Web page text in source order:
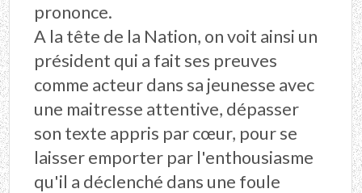
prononce.
A la tête de la Nation, on voit ainsi un
président qui a fait ses preuves
comme acteur dans sa jeunesse avec
une maitresse attentive, dépasser
son texte appris par cœur, pour se
laisser emporter par l'enthousiasme
qu'il a déclenché dans une foule